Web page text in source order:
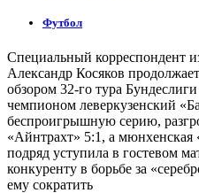
Футбол
Специальный корреспондент
Александр Косяков
обзором 32-го тура
чемпионом леверкузенский
беспроигрышную серию,
«Айнтрахт» 5:1, а мюнхенская
подряд уступила в гостевом
конкуренту в борьбе за
ему сократить